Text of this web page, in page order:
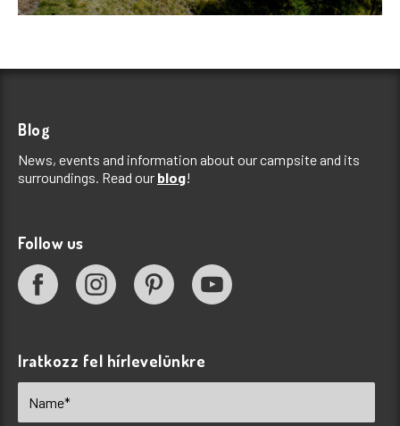
Blog
News, events and information about our campsite and its
surroundings. Read our blog!
Follow us
Iratkozz fel hírlevelünkre